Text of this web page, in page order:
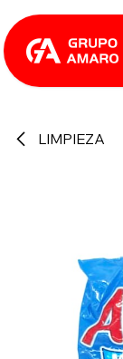
Ir al contenido
LIMPIEZA